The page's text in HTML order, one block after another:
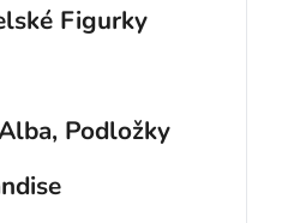
Figurky
Podložky